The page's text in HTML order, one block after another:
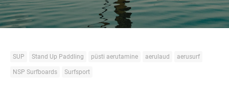
SUP Stand Up Paddling püsti aerutamine aerulaud aerusurf
NSP Surfboards Surfsport